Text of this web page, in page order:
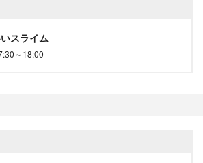
スライム
～18:00